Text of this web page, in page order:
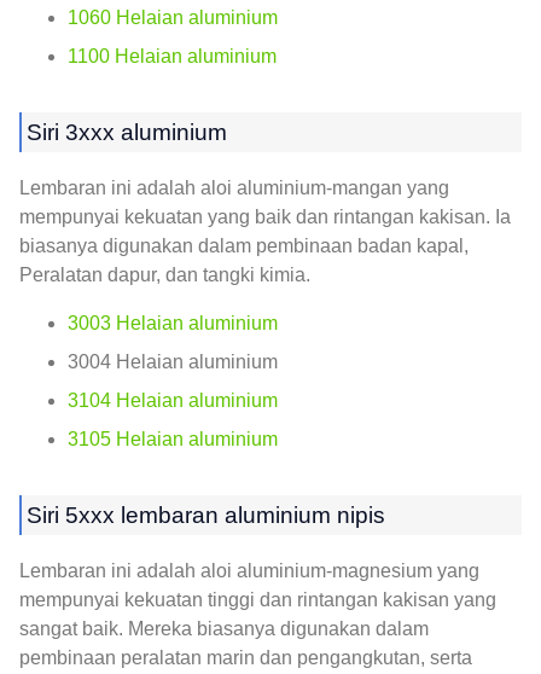
1060 Helaian aluminium
1100 Helaian aluminium
Siri 3xxx aluminium
Lembaran ini adalah aloi aluminium-mangan yang
mempunyai kekuatan yang baik dan rintangan kakisan. Ia
biasanya digunakan dalam pembinaan badan kapal,
Peralatan dapur, dan tangki kimia.
3003 Helaian aluminium
3004 Helaian aluminium
3104 Helaian aluminium
3105 Helaian aluminium
Siri 5xxx lembaran aluminium nipis
Lembaran ini adalah aloi aluminium-magnesium yang
mempunyai kekuatan tinggi dan rintangan kakisan yang
sangat baik. Mereka biasanya digunakan dalam
pembinaan peralatan marin dan pengangkutan, serta